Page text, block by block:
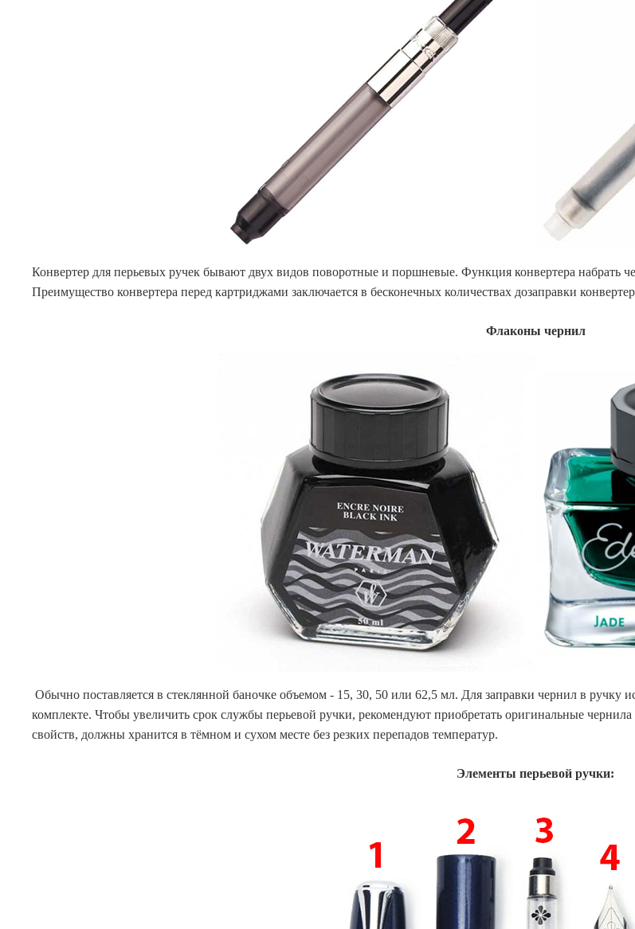
Конвертер для перьевых ручек бывают двух видов поворотные и поршневые. Функция конвертера
Преимущество конвертера перед картриджами заключается в бесконечных количествах дозаправки
Флаконы чернил
Обычно поставляется в стеклянной баночке объемом - 15, 30, 50 или 62,5 мл. Для заправки чернил в ручку
комплекте. Чтобы увеличить срок службы перьевой ручки, рекомендуют приобретать оригинальные
свойств, должны хранится в тёмном и сухом месте без резких перепадов температур.
Элементы перьевой ручки: